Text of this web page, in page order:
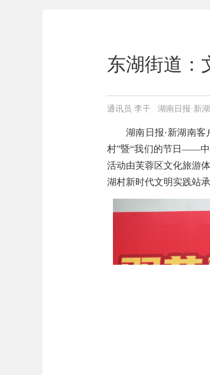
东湖街道：
通讯员 李干 湖南日报·新
湖南日报·新湖南客
村”暨“我们的节日——中
活动由芙蓉区文化旅游
湖村新时代文明实践站承